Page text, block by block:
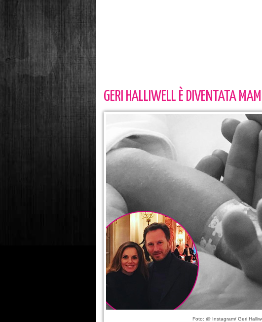
GERI HALLIWELL È DIVENTATA
Foto: @ Instagram/ Geri